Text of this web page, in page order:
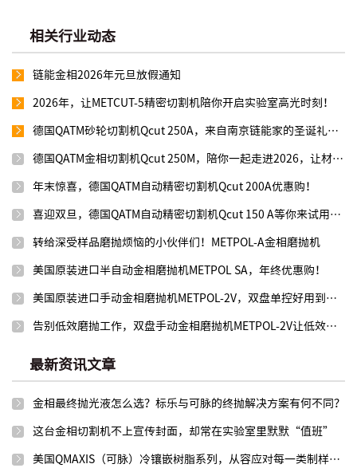
相关行业动态
链能金相2026年元旦放假通知
2026年，让METCUT-5精密切割机陪你开启实验室高光时刻！
德国QATM砂轮切割机Qcut 250A，来自南京链能家的圣诞礼物！
德国QATM金相切割机Qcut 250M，陪你一起走进2026，让材料切割快人一步！
年末惊喜，德国QATM自动精密切割机Qcut 200A优惠购！
喜迎双旦，德国QATM自动精密切割机Qcut 150 A等你来试用选购！
转给深受样品磨抛烦恼的小伙伴们！METPOL-A金相磨抛机
美国原装进口半自动金相磨抛机METPOL SA，年终优惠购！
美国原装进口手动金相磨抛机METPOL-2V，双盘单控好用到飞起！
告别低效磨抛工作，双盘手动金相磨抛机METPOL-2V让低效撤退！
最新资讯文章
金相最终抛光液怎么选？标乐与可脉的终抛解决方案有何不同？
这台金相切割机不上宣传封面，却常在实验室里默默“值班”
美国QMAXIS（可脉）冷镶嵌树脂系列，从容应对每一类制样需求